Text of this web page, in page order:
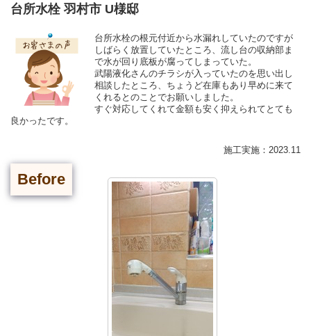
台所水栓 羽村市 U様邸
台所水栓の根元付近から水漏れしていたのですが
しばらく放置していたところ、流し台の収納部ま
で水が回り底板が腐ってしまっていた。
武陽液化さんのチラシが入っていたのを思い出し
相談したところ、ちょうど在庫もあり早めに来て
くれるとのことでお願いしました。
すぐ対応してくれて金額も安く抑えられてとても
良かったです。
施工実施：2023.11
Before